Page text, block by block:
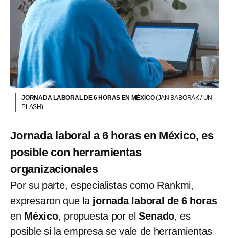
JORNADA LABORAL DE 6 HORAS EN MÉXICO(JAN BABORÁK / UN
PLASH)
Jornada laboral a 6 horas en México, es
posible con herramientas
organizacionales
Por su parte, especialistas como Rankmi,
expresaron que lajornada laboral de 6 horas
en México, propuesta por elSenado, es
posible si la empresa se vale de herramientas